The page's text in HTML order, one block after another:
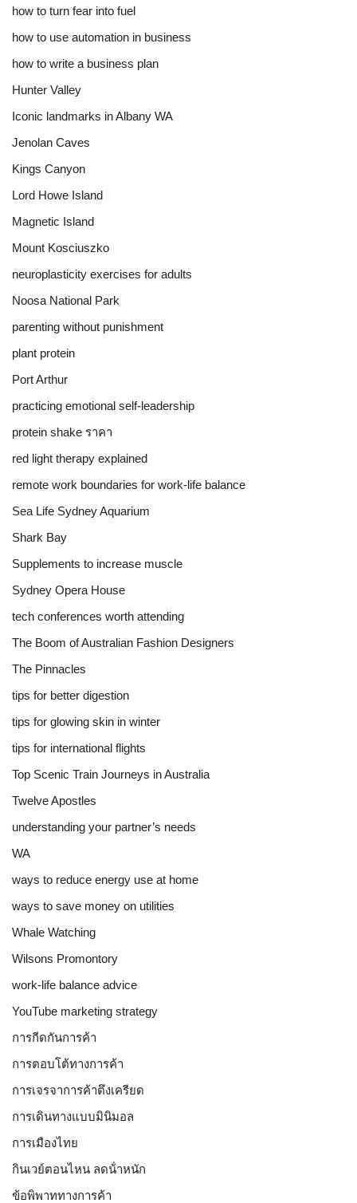
how to turn fear into fuel
how to use automation in business
how to write a business plan
Hunter Valley
Iconic landmarks in Albany WA
Jenolan Caves
Kings Canyon
Lord Howe Island
Magnetic Island
Mount Kosciuszko
neuroplasticity exercises for adults
Noosa National Park
parenting without punishment
plant protein
Port Arthur
practicing emotional self-leadership
protein shake ราคา
red light therapy explained
remote work boundaries for work-life balance
Sea Life Sydney Aquarium
Shark Bay
Supplements to increase muscle
Sydney Opera House
tech conferences worth attending
The Boom of Australian Fashion Designers
The Pinnacles
tips for better digestion
tips for glowing skin in winter
tips for international flights
Top Scenic Train Journeys in Australia
Twelve Apostles
understanding your partner’s needs
WA
ways to reduce energy use at home
ways to save money on utilities
Whale Watching
Wilsons Promontory
work-life balance advice
YouTube marketing strategy
การกีดกันการค้า
การตอบโต้ทางการค้า
การเจรจาการค้าตึงเครียด
การเดินทางแบบมินิมอล
การเมืองไทย
กินเวย์ตอนไหน ลดน้ําหนัก
ข้อพิพาททางการค้า